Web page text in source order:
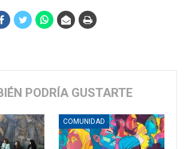
PODRÍA GUSTARTE
COMUNIDAD